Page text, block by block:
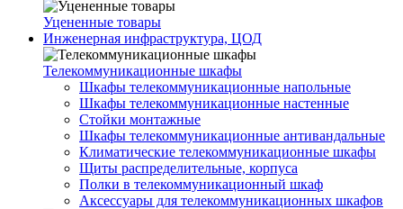
Уцененные товары
Инженерная инфраструктура, ЦОД
Телекоммуникационные шкафы
Шкафы телекоммуникационные напольные
Шкафы телекоммуникационные настенные
Стойки монтажные
Шкафы телекоммуникационные антивандальные
Климатические телекоммуникационные шкафы
Щиты распределительные, корпуса
Полки в телекоммуникационный шкаф
Аксессуары для телекоммуникационных шкафов